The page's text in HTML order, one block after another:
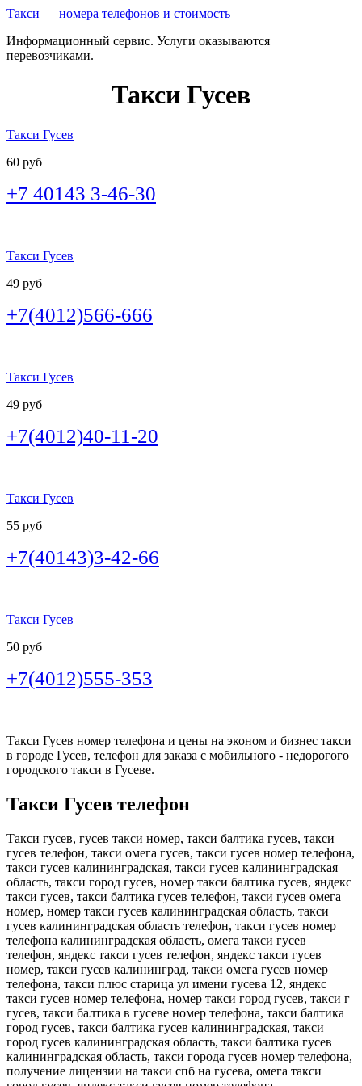
Такси — номера телефонов и стоимость
Информационный сервис. Услуги оказываются
перевозчиками.
Такси Гусев
Такси Гусев
60 руб
+7 40143 3-46-30
Такси Гусев
49 руб
+7(4012)566-666
Такси Гусев
49 руб
+7(4012)40-11-20
Такси Гусев
55 руб
+7(40143)3-42-66
Такси Гусев
50 руб
+7(4012)555-353
Такси Гусев номер телефона и цены на эконом и бизнес такси
в городе Гусев, телефон для заказа с мобильного - недорогого
городского такси в Гусеве.
Такси Гусев телефон
Такси гусев, гусев такси номер, такси балтика гусев, такси
гусев телефон, такси омега гусев, такси гусев номер телефона,
такси гусев калининградская, такси гусев калининградская
область, такси город гусев, номер такси балтика гусев, яндекс
такси гусев, такси балтика гусев телефон, такси гусев омега
номер, номер такси гусев калининградская область, такси
гусев калининградская область телефон, такси гусев номер
телефона калининградская область, омега такси гусев
телефон, яндекс такси гусев телефон, яндекс такси гусев
номер, такси гусев калининград, такси омега гусев номер
телефона, такси плюс старица ул имени гусева 12, яндекс
такси гусев номер телефона, номер такси город гусев, такси г
гусев, такси балтика в гусеве номер телефона, такси балтика
город гусев, такси балтика гусев калининградская, такси
город гусев калининградская область, такси балтика гусев
калининградская область, такси города гусев номер телефона,
получение лицензии на такси спб на гусева, омега такси